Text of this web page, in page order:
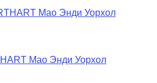
Мао Энди Уорхол